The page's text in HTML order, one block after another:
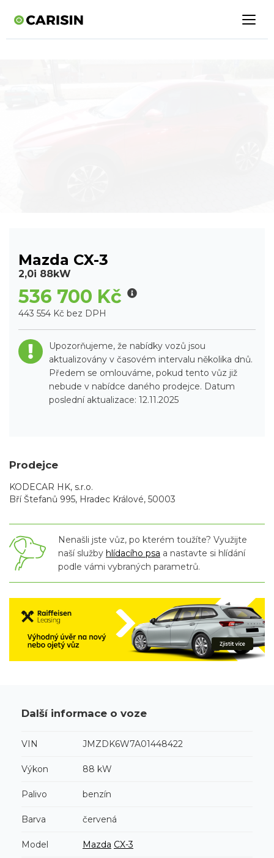
Mazda CX-3
2,0i 88kW
536 700 Kč
443 554 Kč bez DPH
Upozorňujeme, že nabídky vozů jsou
aktualizovány v časovém intervalu několika dnů.
Předem se omlouváme, pokud tento vůz již
nebude v nabídce daného prodejce. Datum
poslední aktualizace: 12.11.2025
Prodejce
KODECAR HK, s.r.o.
Bří Štefanů 995, Hradec Králové, 50003
Nenašli jste vůz, po kterém toužíte? Využijte
naší služby hlídacího psa a nastavte si hlídání
podle vámi vybraných parametrů.
Další informace o voze
VIN JMZDK6W7A01448422
Výkon 88 kW
Palivo benzín
Barva červená
Model Mazda CX-3